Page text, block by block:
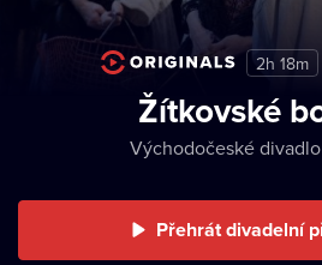
2h 18m
Žítkovské
Východočeské
Přehrát divadelní